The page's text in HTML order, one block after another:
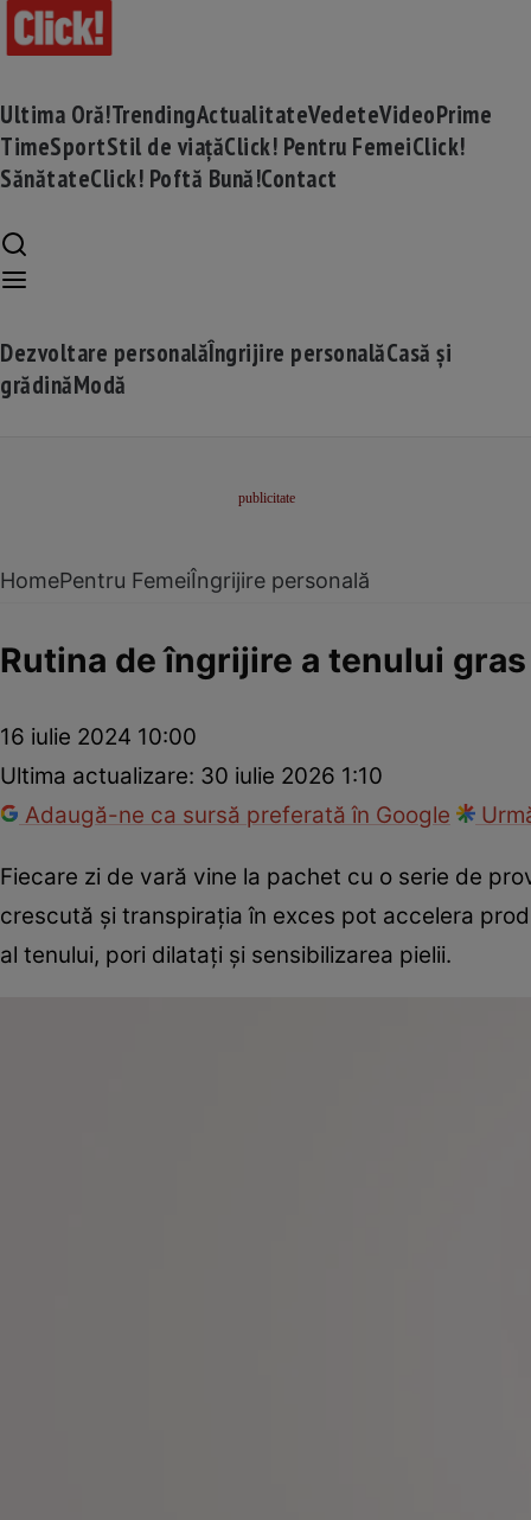
Ultima Oră!TrendingActualitateVedeteVideoPrime
TimeSportStil de viațăClick! Pentru FemeiClick!
SănătateClick! Poftă Bună!Contact
Dezvoltare personalăÎngrijire personalăCasă și
grădinăModă
HomePentru FemeiÎngrijire personală
Rutina de îngrijire a tenului
16 iulie 2024 10:00
Ultima actualizare: 30 iulie 2026 1:10
Adaugă-ne ca sursă preferată în Google
Fiecare zi de vară vine la pachet cu o serie de
crescută și transpirația în exces pot accelera
al tenului, pori dilatați și sensibilizarea pielii.